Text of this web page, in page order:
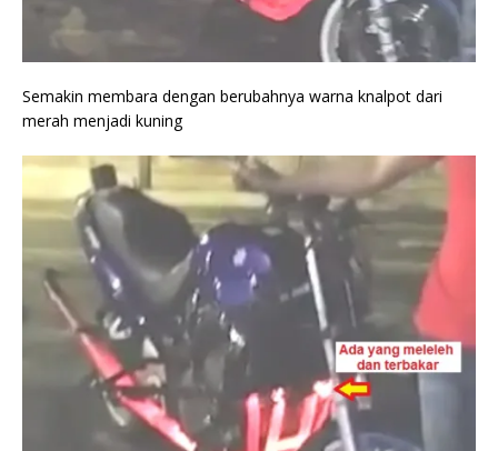
Semakin membara dengan berubahnya warna knalpot dari
merah menjadi kuning